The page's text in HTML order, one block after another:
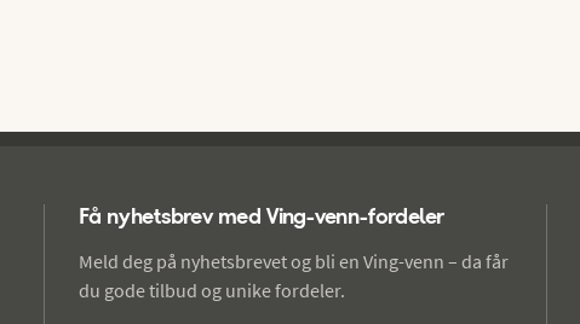
Få nyhetsbrev med Ving-venn-fordeler
Meld deg på nyhetsbrevet og bli en Ving-venn – da får
du gode tilbud og unike fordeler.